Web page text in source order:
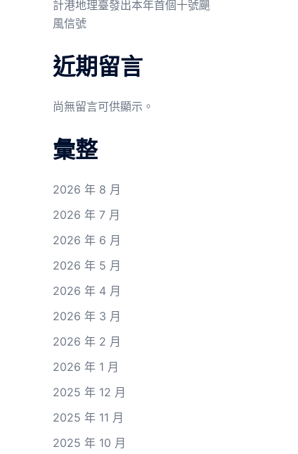
計港地理臺發出本年首個十號颶
風信號
近期留言
尚無留言可供顯示。
彙整
2026 年 8 月
2026 年 7 月
2026 年 6 月
2026 年 5 月
2026 年 4 月
2026 年 3 月
2026 年 2 月
2026 年 1 月
2025 年 12 月
2025 年 11 月
2025 年 10 月